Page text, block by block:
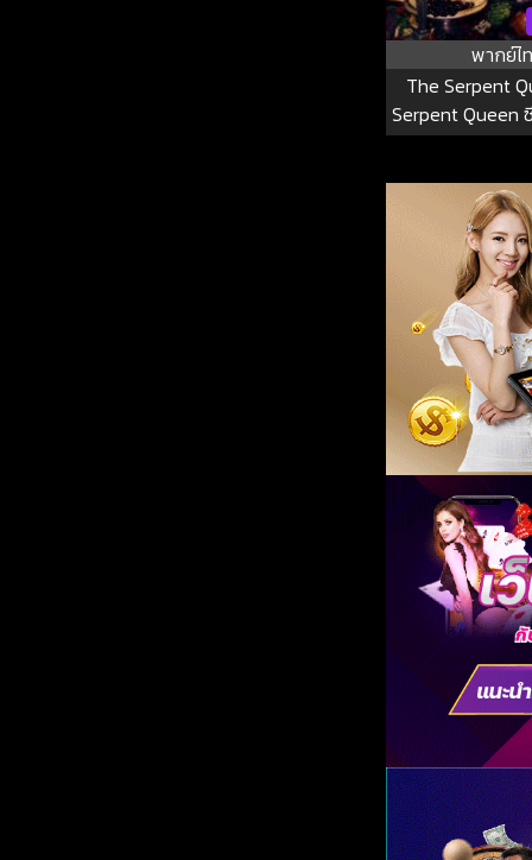
พากย์ไ
The Serpent
Serpent Queen